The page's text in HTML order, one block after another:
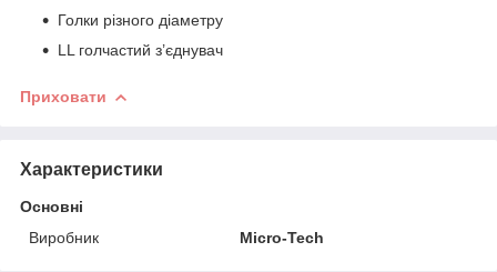
Голки різного діаметру
LL голчастий з’єднувач
Приховати
Характеристики
Основні
Виробник
Micro-Tech